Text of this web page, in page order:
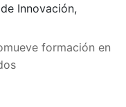
Innovación,
formación en